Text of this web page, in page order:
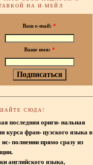
НА И-МЕЙЛ
Ваш e-mail: *
Ваше имя: *
СЮДА!
последняя ориги- нальная
курса фран- цузского языка в
полнении прямо сразу из
английского языка,